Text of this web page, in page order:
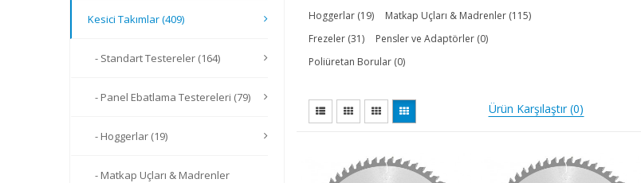
Kesici Takımlar (409)
- Standart Testereler (164)
- Panel Ebatlama Testereleri (79)
- Hoggerlar (19)
- Matkap Uçları & Madrenler
Hoggerlar (19)
Matkap Uçları & Madrenler (115)
Frezeler (31)
Pensler ve Adaptörler (0)
Poliüretan Borular (0)
Ürün Karşılaştır (0)